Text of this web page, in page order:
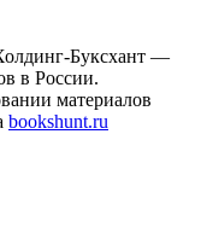
Буксхант —
в России.
материалов
bookshunt.ru